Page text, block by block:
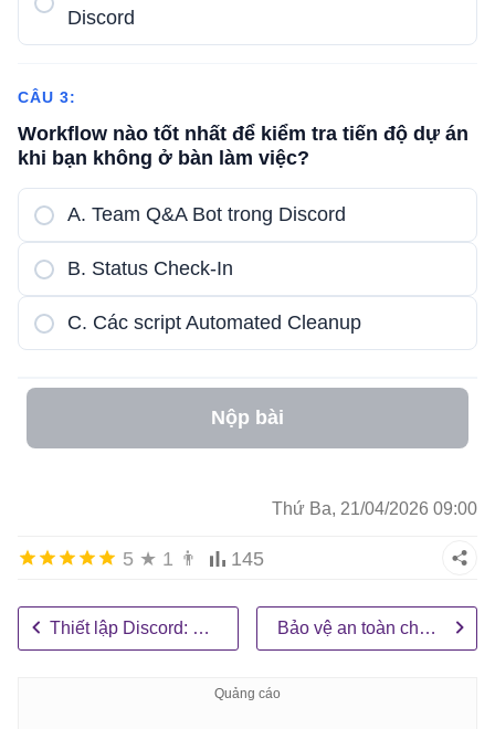
Discord
CÂU 3:
Workflow nào tốt nhất để kiểm tra tiến độ dự án
khi bạn không ở bàn làm việc?
A. Team Q&A Bot trong Discord
B. Status Check-In
C. Các script Automated Cleanup
Nộp bài
Thứ Ba, 21/04/2026 09:00
5 ★ 1 👨 145
Thiết lập Discord: Các kênh cho nhóm Bảo vệ an toàn cho code của bạn: Bảo mật và quyền hạn